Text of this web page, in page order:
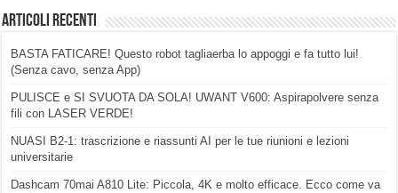
Articoli Recenti
BASTA FATICARE! Questo robot tagliaerba lo appoggi e fa tutto lui!
(Senza cavo, senza App)
PULISCE e SI SVUOTA DA SOLA! UWANT V600: Aspirapolvere senza
fili con LASER VERDE!
NUASI B2-1: trascrizione e riassunti AI per le tue riunioni e lezioni
universitarie
Dashcam 70mai A810 Lite: Piccola, 4K e molto efficace. Ecco come va